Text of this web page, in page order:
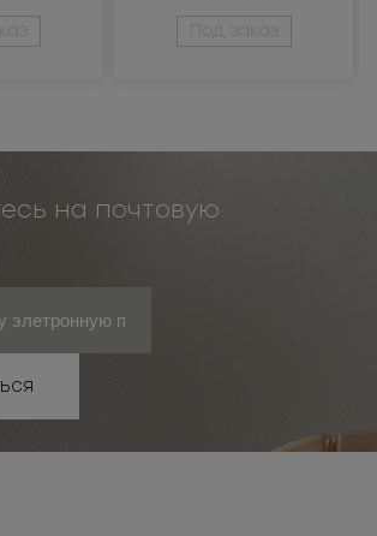
металлическая
Под заказ
на почтовую